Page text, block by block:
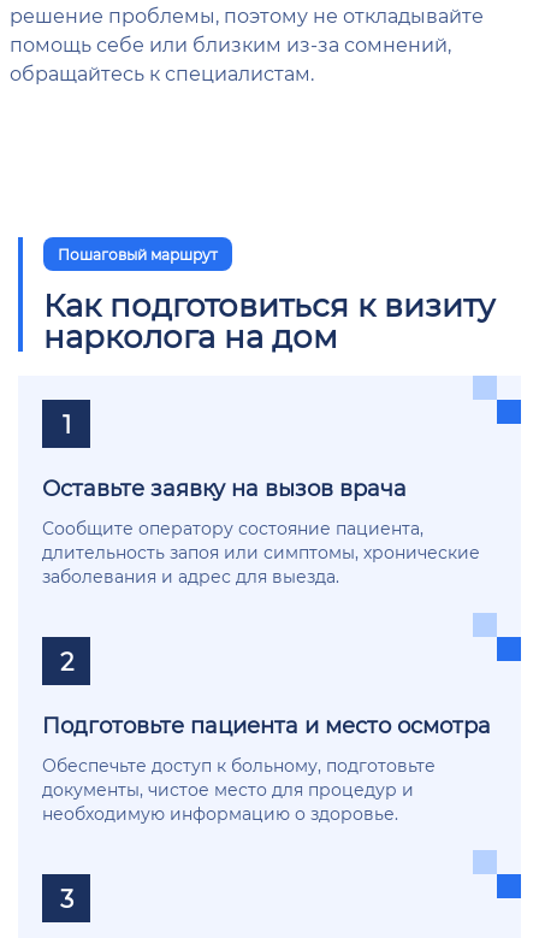
решение проблемы, поэтому не откладывайте
помощь себе или близким из-за сомнений,
обращайтесь к специалистам.
Пошаговый маршрут
Как подготовиться к визиту
нарколога на дом
1
Оставьте заявку на вызов врача
Сообщите оператору состояние пациента,
длительность запоя или симптомы, хронические
заболевания и адрес для выезда.
2
Подготовьте пациента и место осмотра
Обеспечьте доступ к больному, подготовьте
документы, чистое место для процедур и
необходимую информацию о здоровье.
3